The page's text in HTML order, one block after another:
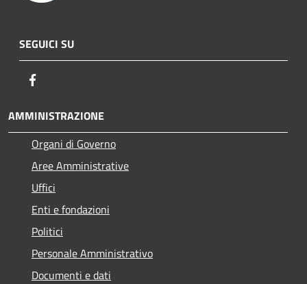
SEGUICI SU
AMMINISTRAZIONE
Organi di Governo
Aree Amministrative
Uffici
Enti e fondazioni
Politici
Personale Amministrativo
Documenti e dati